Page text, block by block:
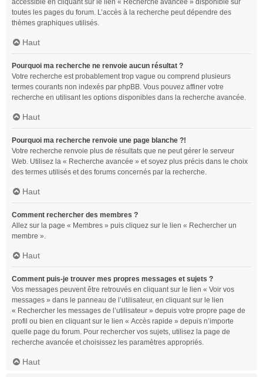
accessible en cliquant sur le lien « Recherche avancée » disponible sur
toutes les pages du forum. L’accès à la recherche peut dépendre des
thèmes graphiques utilisés.
Haut
Pourquoi ma recherche ne renvoie aucun résultat ?
Votre recherche est probablement trop vague ou comprend plusieurs
termes courants non indexés par phpBB. Vous pouvez affiner votre
recherche en utilisant les options disponibles dans la recherche avancée.
Haut
Pourquoi ma recherche renvoie une page blanche ?!
Votre recherche renvoie plus de résultats que ne peut gérer le serveur
Web. Utilisez la « Recherche avancée » et soyez plus précis dans le choix
des termes utilisés et des forums concernés par la recherche.
Haut
Comment rechercher des membres ?
Allez sur la page « Membres » puis cliquez sur le lien « Rechercher un
membre ».
Haut
Comment puis-je trouver mes propres messages et sujets ?
Vos messages peuvent être retrouvés en cliquant sur le lien « Voir vos
messages » dans le panneau de l’utilisateur, en cliquant sur le lien
« Rechercher les messages de l’utilisateur » depuis votre propre page de
profil ou bien en cliquant sur le lien « Accès rapide » depuis n’importe
quelle page du forum. Pour rechercher vos sujets, utilisez la page de
recherche avancée et choisissez les paramètres appropriés.
Haut